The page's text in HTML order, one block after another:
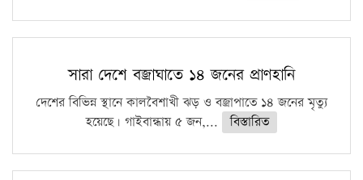
সারা দেশে বজ্রাঘাতে ১৪ জনের প্রাণহানি
দেশের বিভিন্ন স্থানে কালবৈশাখী ঝড় ও বজ্রাপাতে ১৪ জনের মৃত্যু
হয়েছে। গাইবান্ধায় ৫ জন,...
বিস্তারিত